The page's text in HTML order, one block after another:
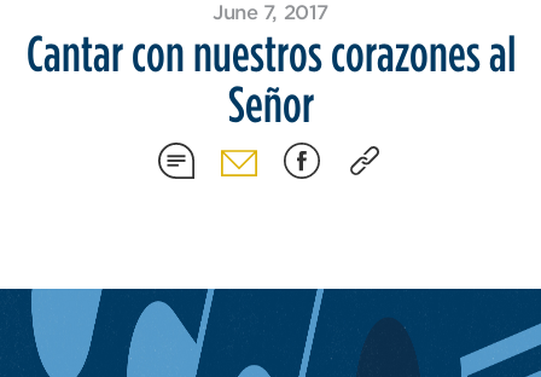
June 7, 2017
Cantar con nuestros corazones al
Señor